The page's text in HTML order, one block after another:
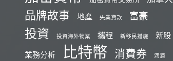
品牌故事 地產 失業貸款 富豪
投資 投資海外物業 攜程 新移民措施
新股
業務分析
比特幣 消費券 滴滴